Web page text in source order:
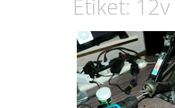
Etiket: